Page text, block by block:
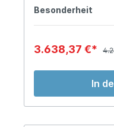
Besonderheit
3.638,37 €*
In